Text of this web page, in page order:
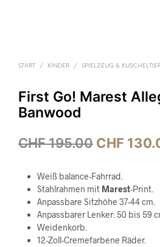
START / KINDER / SPIELZEUG &
First Go! Marest
Banwood
CHF195.00 CHF
Weiß balance-Fahrrad.
Stahlrahmen mit Marest-Print.
Anpassbare Sitzhöhe 37-44 cm.
Anpassbarer Lenker: 50 bis 59
Weidenkorb.
12-Zoll-Cremefarbene Räder.